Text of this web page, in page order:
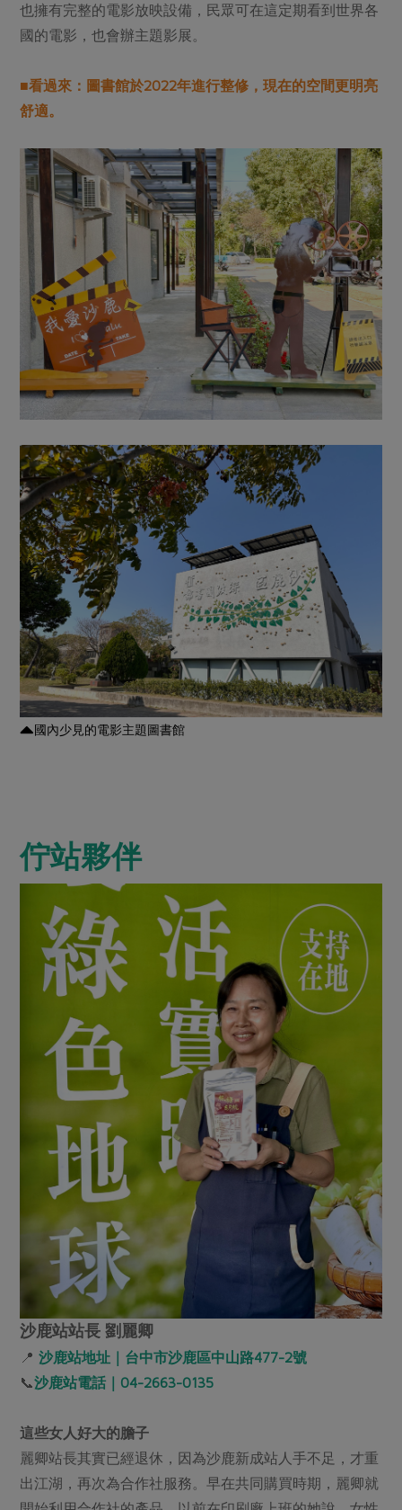
也擁有完整的電影放映設備，民眾可在這定期看到世界各
國的電影，也會辦主題影展。
■看過來：圖書館於2022年進行整修，現在的空間更明亮
舒適。
國內少見的電影主題圖書館
佇站夥伴
沙鹿站站長 劉麗卿
📍沙鹿站地址｜台中市沙鹿區中山路477-2號
📞沙鹿站電話｜04-2663-0135
這些女人好大的膽子
麗卿站長其實已經退休，因為沙鹿新成站人手不足，才重
出江湖，再次為合作社服務。早在共同購買時期，麗卿就